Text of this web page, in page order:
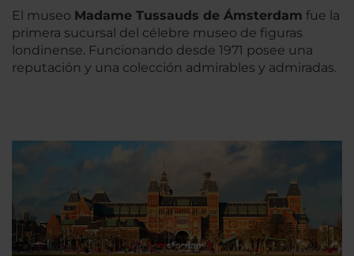
El museo Madame Tussauds de Ámsterdam fue la
primera sucursal del célebre museo de figuras
londinense. Funcionando desde 1971 posee una
reputación y una colección admirables y admiradas.